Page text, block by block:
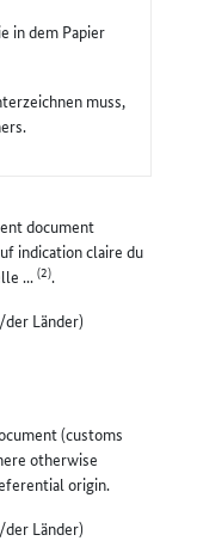
in dem Papier
muss,
document
indication claire du
...(2).
Länder)
(customs
otherwise
origin.
Länder)